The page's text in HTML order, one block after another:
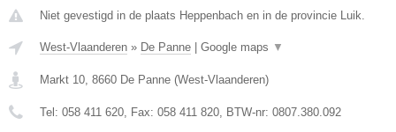
Niet gevestigd in de plaats Heppenbach en in de provincie Luik.
West-Vlaanderen » De Panne Google maps ▼
Markt 10 8660 De Panne (West-Vlaanderen)
Tel: 058 411 620 , Fax: 058 411 820 , BTW-nr: 0807.380.092